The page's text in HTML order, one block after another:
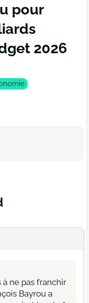
pour
2026
ne pas franchir
Bayrou a